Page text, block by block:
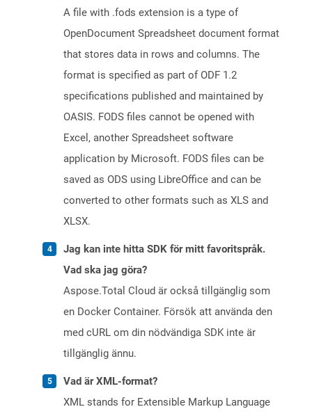
A file with .fods extension is a type of
OpenDocument Spreadsheet document format
that stores data in rows and columns. The
format is specified as part of ODF 1.2
specifications published and maintained by
OASIS. FODS files cannot be opened with
Excel, another Spreadsheet software
application by Microsoft. FODS files can be
saved as ODS using LibreOffice and can be
converted to other formats such as XLS and
XLSX.
Jag kan inte hitta SDK för mitt favoritspråk.
Vad ska jag göra?
Aspose.Total Cloud är också tillgänglig som
en Docker Container. Försök att använda den
med cURL om din nödvändiga SDK inte är
tillgänglig ännu.
Vad är XML-format?
XML stands for Extensible Markup Language